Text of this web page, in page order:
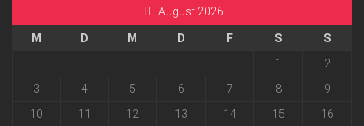
August 2026
M D M D F S
S
1
2
3
4 5 6 7 8
9
10
11 12 13 14 15
16